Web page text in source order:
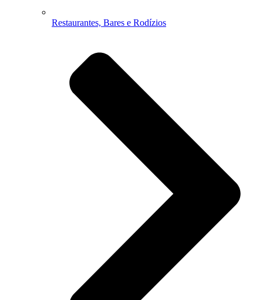
Restaurantes, Bares e Rodízios